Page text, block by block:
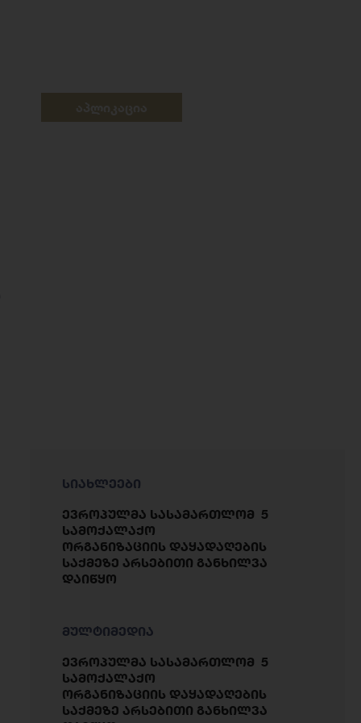
სიახლეები
ევროპულმა სასამართლომ 5
სამოქალაქო
ორგანიზაციის დაყადაღების
საქმეზე არსებითი განხილვა
დაიწყო
მულტიმედია
ევროპულმა სასამართლომ 5
სამოქალაქო
ორგანიზაციის დაყადაღების
საქმეზე არსებითი განხილვა